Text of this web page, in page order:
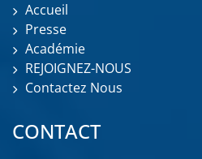
Accueil
Presse
Académie
REJOIGNEZ-NOUS
Contactez Nous
CONTACT